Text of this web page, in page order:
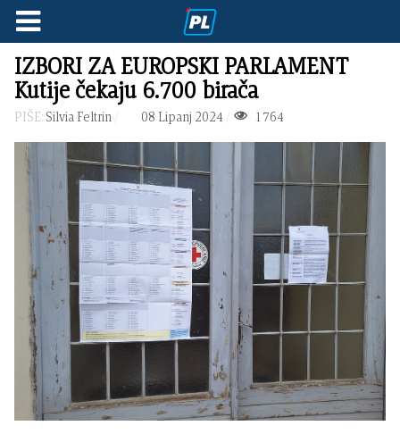
IZBORI ZA EUROPSKI PARLAMENT
Kutije čekaju 6.700 birača
PIŠE: Silvia Feltrin 08 Lipanj 2024 1764